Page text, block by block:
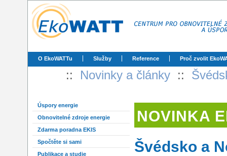
O EkoWATTu Služby Reference Proč zvolit
:: Novinky a články ::
Úspory energie
Obnovitelné zdroje energie
Zdarma poradna EKIS
Spočtěte si sami
Publikace a studie
NOVINKA
Švédsko a